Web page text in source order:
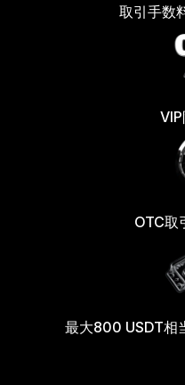
取引手数
OTC取
最大800 USDT相